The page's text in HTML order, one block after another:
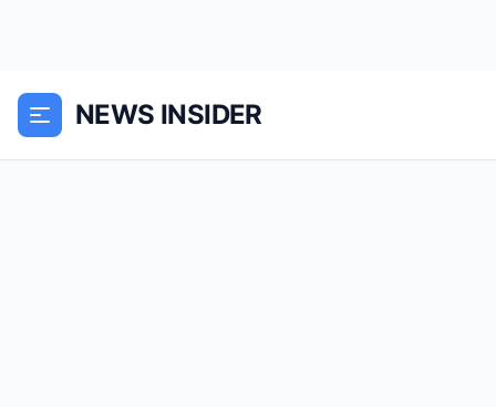
NEWS INSIDER